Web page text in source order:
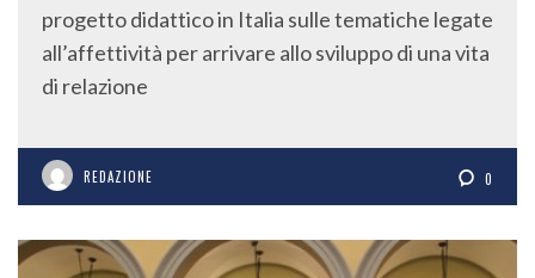
progetto didattico in Italia sulle tematiche legate
all’affettività per arrivare allo sviluppo di una vita
di relazione
REDAZIONE 0